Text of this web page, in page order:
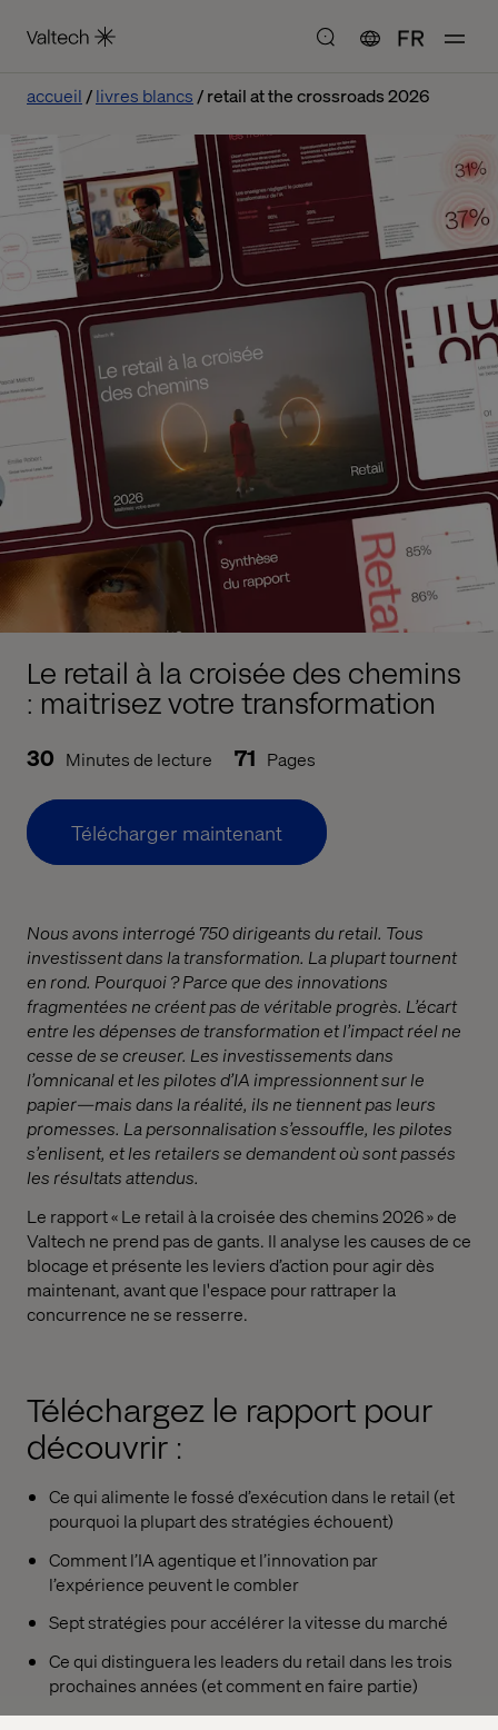
FR
accueil livres blancs retail at the crossroads 2026
Le retail à la croisée des chemins
: maitrisez votre transformation
30 Minutes de lecture 71 Pages
Télécharger maintenant
Nous avons interrogé 750 dirigeants du retail. Tous
investissent dans la transformation. La plupart tournent
en rond. Pourquoi ? Parce que des innovations
fragmentées ne créent pas de véritable progrès. L’écart
entre les dépenses de transformation et l’impact réel ne
cesse de se creuser. Les investissements dans
l’omnicanal et les pilotes d’IA impressionnent sur le
papier—mais dans la réalité, ils ne tiennent pas leurs
promesses. La personnalisation s’essouffle, les pilotes
s’enlisent, et les retailers se demandent où sont passés
les résultats attendus.
Le rapport « Le retail à la croisée des chemins 2026 » de
Valtech ne prend pas de gants. Il analyse les causes de ce
blocage et présente les leviers d’action pour agir dès
maintenant, avant que l'espace pour rattraper la
concurrence ne se resserre.
Téléchargez le rapport pour
découvrir :
Ce qui alimente le fossé d’exécution dans le retail (et
pourquoi la plupart des stratégies échouent)
Comment l’IA agentique et l’innovation par
l’expérience peuvent le combler
Sept stratégies pour accélérer la vitesse du marché
Ce qui distinguera les leaders du retail dans les trois
prochaines années (et comment en faire partie)